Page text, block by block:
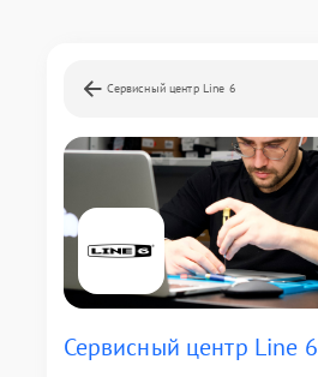
Сервисный центр Line 6
Сервисный центр Line 6